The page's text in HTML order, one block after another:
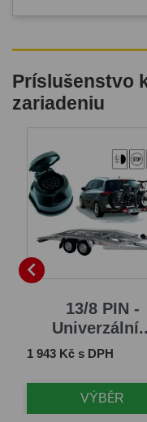
Príslušenstvo
zariadeniu

13/8 PIN -
Cena
1 943 Kč s DPH
VÝBĚR